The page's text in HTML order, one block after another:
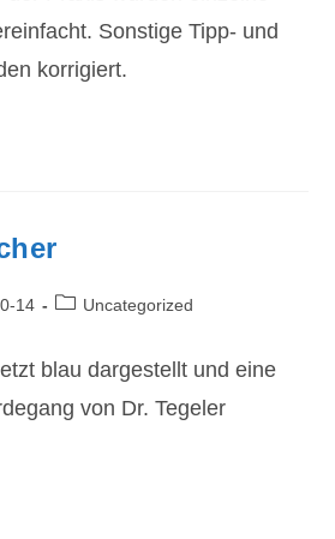
Sonstige Tipp- und
korrigiert.
14
Beitrags-
Uncategorized
blau dargestellt und eine
von Dr. Tegeler